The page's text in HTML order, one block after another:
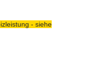
- siehe